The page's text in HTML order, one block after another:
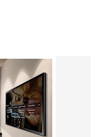
và hình thức.
khác nhau, phù
từng khách